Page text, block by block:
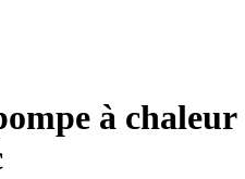
à chaleur